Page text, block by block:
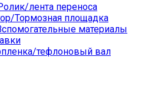
лента переноса
Тормозная площадка
материалы
тефлоновый вал